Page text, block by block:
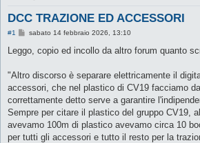
DCC TRAZIONE ED ACCESSORI
#1
M
s
s
g
i
o
sabato 14 febbraio 2026, 13:10
Leggo, copio ed incollo da altro forum quanto
"Altro discorso è separare elettricamente il
accessori, che nel plastico di CV19 facciamo
correttamente detto serve a garantire
Sempre per citare il plastico del gruppo CV19,
avevamo 100m di plastico avevamo circa 10
per tutti gli accessori e tutto il resto per la